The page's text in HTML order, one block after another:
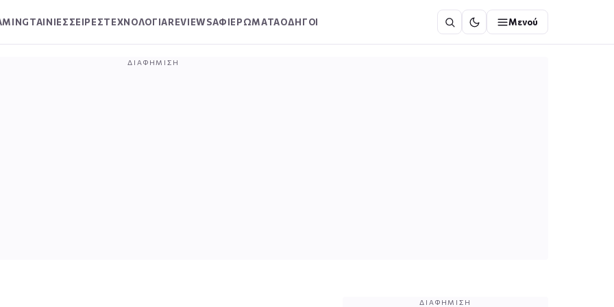
ΤΑΙΝΙΕΣΣΕΙΡΕΣΤΕΧΝΟΛΟΓΙΑREVIEWSΑΦΙΕΡΩΜΑΤΑΟΔΗΓΟΙ Μενού
ΔΙΑΦΉΜΙΣΗ
ΔΙΑΦΉΜΙΣΗ